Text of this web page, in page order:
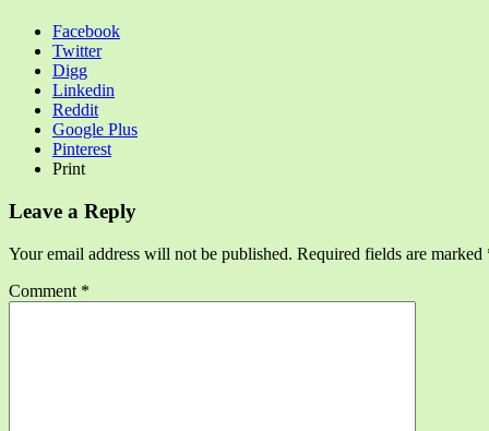
Facebook
Twitter
Digg
Linkedin
Reddit
Google Plus
Pinterest
Print
Leave a Reply
Your email address will not be published. Required fields are marked
Comment *